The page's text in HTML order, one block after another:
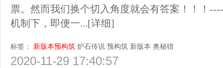
票。然而我们换个切入角度就会有答案！！！
机制下，即便一...[详细]
标签： 新版本预构筑 炉石传说 预构筑 新版本 奥秘猎
2020-11-29 17:40:57